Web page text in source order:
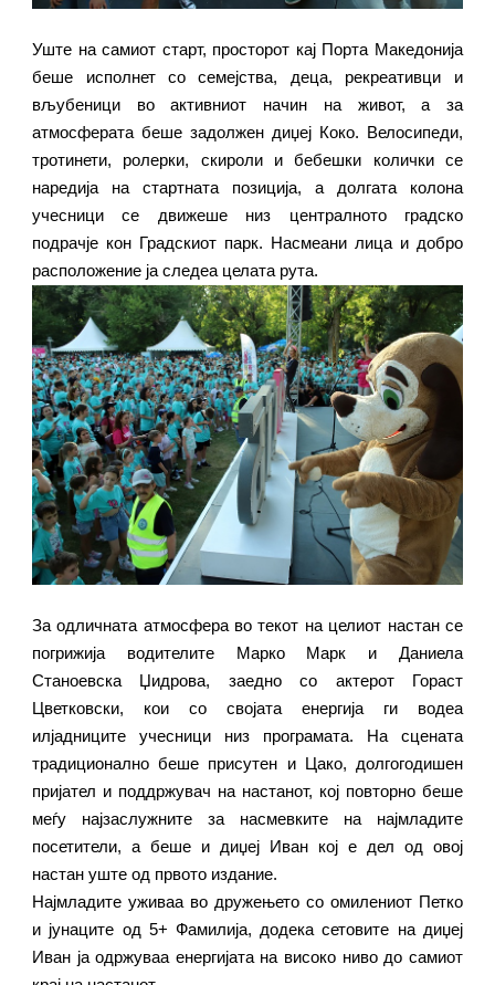
Уште на самиот старт, просторот кај Порта Македонија
беше исполнет со семејства, деца, рекреативци и
вљубеници во активниот начин на живот, а за
атмосферата беше задолжен диџеј Коко. Велосипеди,
тротинети, ролерки, скироли и бебешки колички се
наредија на стартната позиција, а долгата колона
учесници се движеше низ централното градско
подрачје кон Градскиот парк. Насмеани лица и добро
расположение ја следеа целата рута.
За одличната атмосфера во текот на целиот настан се
погрижија водителите Марко Марк и Дaниела
Станоевска Џидрова, заедно со актерот Гораст
Цветковски, кои со својата енергија ги водеа
илјадниците учесници низ програмата. На сцената
традиционално беше присутен и Цако, долгогодишен
пријател и поддржувач на настанот, кој повторно беше
меѓу најзаслужните за насмевките на најмладите
посетители, а беше и диџеј Иван кој е дел од овој
настан уште од првото издание.
Најмладите уживаа во дружењето со омилениот Петко
и јунаците од 5+ Фамилија, додека сетовите на диџеј
Иван ја одржуваа енергијата на високо ниво до самиот